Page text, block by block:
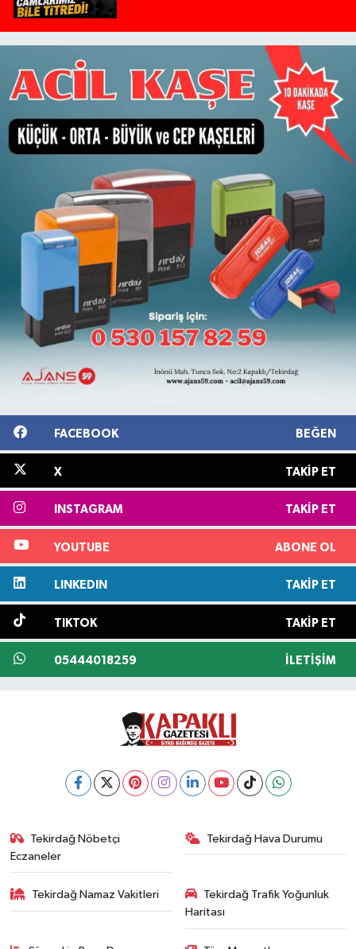
FACEBOOK BEĞEN
X TAKIP ET
INSTAGRAM TAKIP ET
YOUTUBE ABONE OL
LINKEDIN TAKIP ET
TIKTOK TAKIP ET
05444018259 İLETIŞIM
Tekirdağ Nöbetçi
Eczaneler
Tekirdağ Hava Durumu
Tekirdağ Namaz Vakitleri
Tekirdağ Trafik Yoğunluk
Haritası